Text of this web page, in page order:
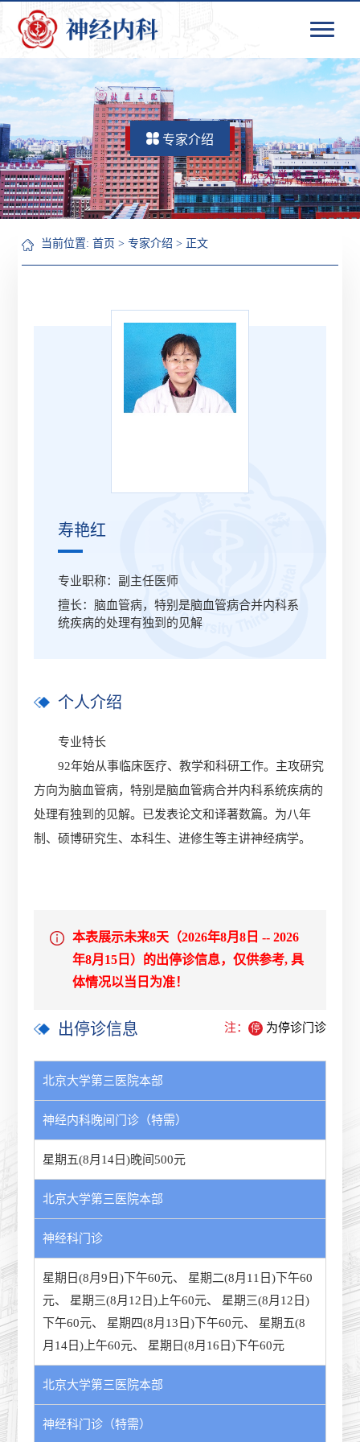
专家介绍
当前位置:首页 >专家介绍 > 正文
寿艳红
专业职称：副主任医师
擅长：脑血管病，特别是脑血管病合并内科系
统疾病的处理有独到的见解
个人介绍
专业特长
92年始从事临床医疗、教学和科研工作。主攻研究
方向为脑血管病，特别是脑血管病合并内科系统疾病的
处理有独到的见解。已发表论文和译著数篇。为八年
制、硕博研究生、本科生、进修生等主讲神经病学。
本表展示未来8天（2026年8月8日 -- 2026
年8月15日）的出停诊信息，仅供参考, 具
体情况以当日为准！
出停诊信息 注： 停 为停诊门诊
北京大学第三医院本部
神经内科晚间门诊（特需）
星期五(8月14日)晚间500元
北京大学第三医院本部
神经科门诊
星期日(8月9日)下午60元、
星期二(8月11日)下午60
元、 星期三(8月12日)上午60元、
星期三(8月12日)
下午60元、 星期四(8月13日)下午60元、
星期五(8
月14日)上午60元、 星期日(8月16日)下午60元
北京大学第三医院本部
神经科门诊（特需）